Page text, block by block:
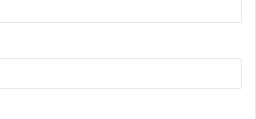
Tsuru